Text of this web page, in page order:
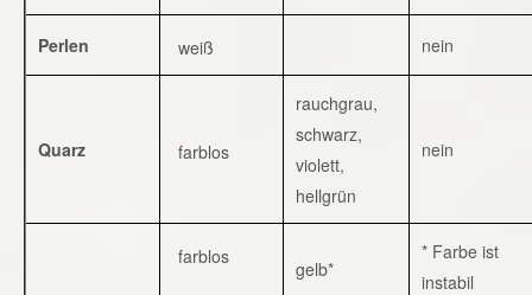
Perlen weiß nein
Quarz farblos
rauchgrau,
schwarz,
violett,
hellgrün
nein
farblos
gelb*
* Farbe ist
instabil